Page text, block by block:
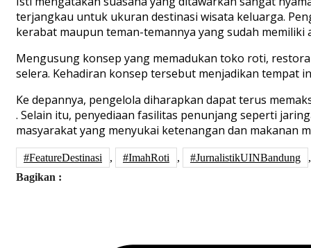
terjangkau untuk ukuran destinasi wisata keluarga.
kerabat maupun teman-temannya yang sudah memiliki
Mengusung konsep yang memadukan toko roti,
selera. Kehadiran konsep tersebut menjadikan tempat
Ke depannya, pengelola diharapkan dapat terus
. Selain itu, penyediaan fasilitas penunjang seperti
masyarakat yang menyukai ketenangan dan makanan
#FeatureDestinasi , #ImahRoti , #JurnalistikUINBandung
Bagikan :